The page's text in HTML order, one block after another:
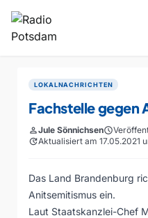
LOKALNACHRICHTEN
Fachstelle gegen
personJule Sönnichsenschedule
updateAktualisiert am 17.05.2021
Das Land Brandenburg
Anitsemitismus ein.
Laut Staatskanzlei-Chef